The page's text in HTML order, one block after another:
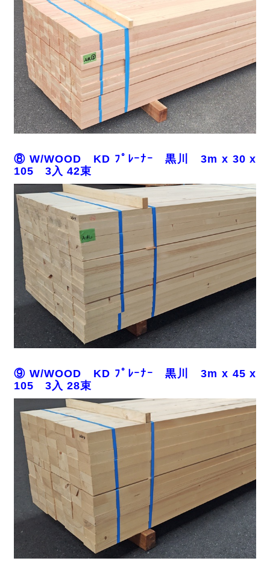
⑧ W/WOOD KD ﾌﾟﾚｰﾅｰ 黒川 3m x 30 x
105 3入 42束
⑨ W/WOOD KD ﾌﾟﾚｰﾅｰ 黒川 3m x 45 x
105 3入 28束